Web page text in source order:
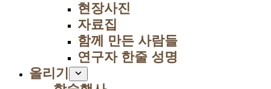
현장사진
자료집
함께 만든 사람들
연구자 한줄 성명
올리기